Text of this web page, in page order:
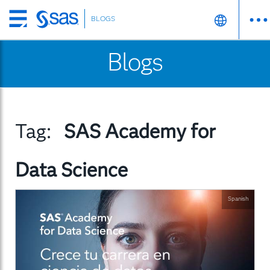
Skip
to
BLOGS
Blogs
Tag:
SAS Academy for
Data Science
Spanish